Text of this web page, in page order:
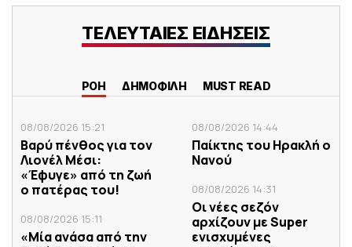
ΤΕΛΕΥΤΑΙΕΣ ΕΙΔΗΣΕΙΣ
ΡΟΗ ΔΗΜΟΦΙΛΗ MUST READ
08/08/2026 15:21
Βαρύ πένθος για τον
Λιονέλ Μέσι:
«Έφυγε» από τη ζωή
ο πατέρας του!
08/08/2026 15:11
«Μία ανάσα από την
08/08/2026 14:44
Παίκτης του Ηρακλή ο
Νανού
08/08/2026 14:31
Οι νέες σεζόν
αρχίζουν με Super
ενισχυμένες